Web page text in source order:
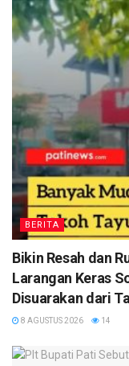
BERITA
Bikin Resah dan
Larangan Keras
Disuarakan dari
8 AGUSTUS 2026 14